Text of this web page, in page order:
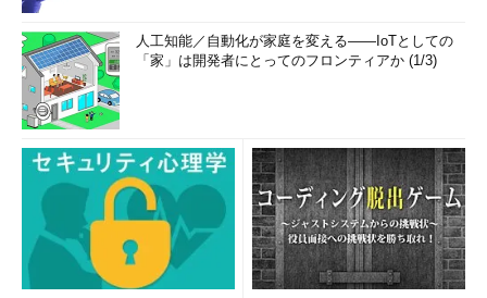
人工知能／自動化が家庭を変える――IoTとしての
「家」は開発者にとってのフロンティアか (1/3)